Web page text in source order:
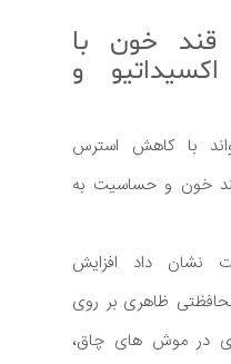
قند خون با
و
با کاهش استرس
قند خون و حساسیت به
نشان داد افزایش
ظاهری بر روی
در موش های چاق،